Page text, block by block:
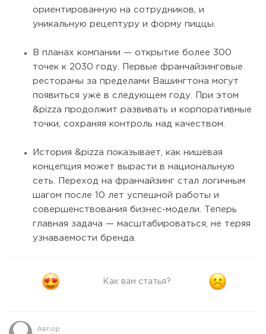
ориентированную на сотрудников, и
уникальную рецептуру и форму пиццы.
В планах компании — открытие более 300
точек к 2030 году. Первые франчайзинговые
рестораны за пределами Вашингтона могут
появиться уже в следующем году. При этом
&pizza продолжит развивать и корпоративные
точки, сохраняя контроль над качеством.
История &pizza показывает, как нишевая
концепция может вырасти в национальную
сеть. Переход на франчайзинг стал логичным
шагом после 10 лет успешной работы и
совершенствования бизнес-модели. Теперь
главная задача — масштабироваться, не теряя
узнаваемости бренда.
Как вам статья?
Автор